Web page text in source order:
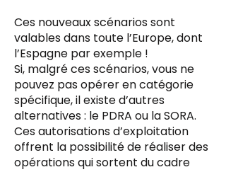
Ces nouveaux scénarios sont
valables dans toute l’Europe, dont
l’Espagne par exemple !
Si, malgré ces scénarios, vous ne
pouvez pas opérer en catégorie
spécifique, il existe d’autres
alternatives : le PDRA ou la SORA.
Ces autorisations d’exploitation
offrent la possibilité de réaliser des
opérations qui sortent du cadre